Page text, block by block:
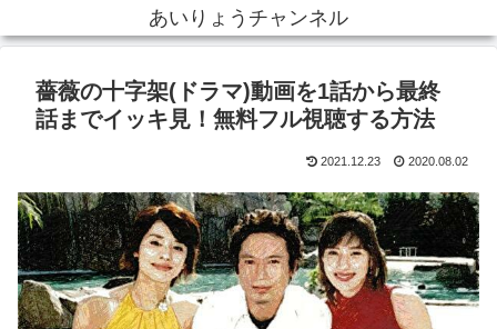
あいりょうチャンネル
薔薇の十字架(ドラマ)動画を1話から最終
話までイッキ見！無料フル視聴する方法
2021.12.23 2020.08.02